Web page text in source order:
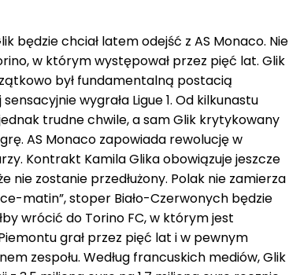
będzie chciał latem odejść z AS Monaco. Nie
w którym występował przez pięć lat. Glik
był fundamentalną postacią
wygrała Ligue 1. Od kilkunastu
trudne chwile, a sam Glik krytykowany
AS Monaco zapowiada rewolucję w
Kontrakt Kamila Glika obowiązuje jeszcze
nie zostanie przedłużony. Polak nie zamierza
matin”, stoper Biało-Czerwonych będzie
wrócić do Torino FC, w którym jest
grał przez pięć lat i w pewnym
zespołu. Według francuskich mediów, Glik